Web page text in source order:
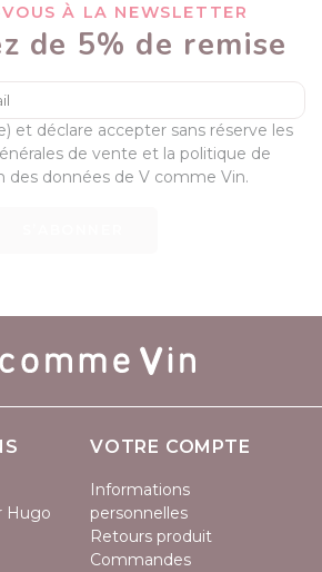
À LA NEWSLETTER
de 5% de remise
et déclare accepter sans réserve les
de vente et la politique de
des données de V comme Vin.
Hugo
VOTRE COMPTE
Informations
personnelles
Retours produit
Commandes